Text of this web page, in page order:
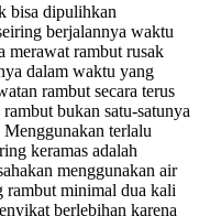
bisa dipulihkan
berjalannya waktu
merawat rambut rusak
dalam waktu yang
rambut secara terus
bukan satu-satunya
Menggunakan terlalu
keramas adalah
menggunakan air
rambut minimal dua kali
berlebihan karena